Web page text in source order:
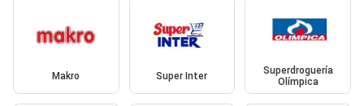
Makro Super Inter
Superdroguería
Olímpica